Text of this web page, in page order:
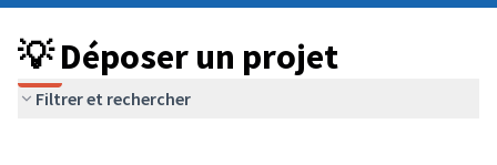
💡 Déposer un projet
Filtrer et rechercher